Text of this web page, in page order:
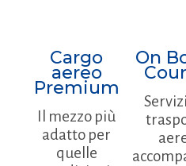
Cargo
aereo
Premium
Il mezzo più
adatto per
quelle
On